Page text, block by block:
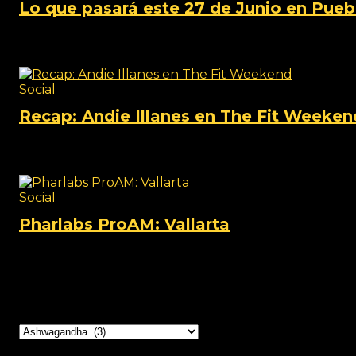
Lo que pasará este 27 de Junio en
Social
Recap: Andie Illanes en The Fit
Social
Pharlabs ProAM: Vallarta